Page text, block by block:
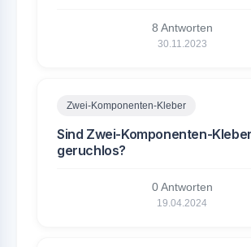
8 Antworten
30.11.2023
Zwei-Komponenten-Kleber
Sind Zwei-Komponenten-Kleber
geruchlos?
0 Antworten
19.04.2024